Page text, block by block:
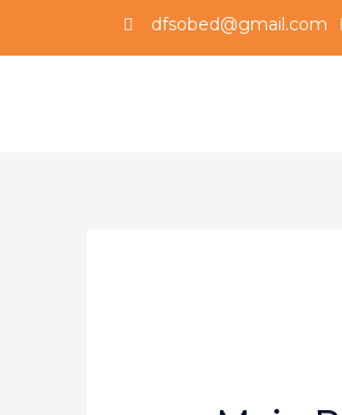
dfsobed@gmail.com